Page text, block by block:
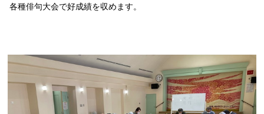
各種俳句大会で好成績を収めます。